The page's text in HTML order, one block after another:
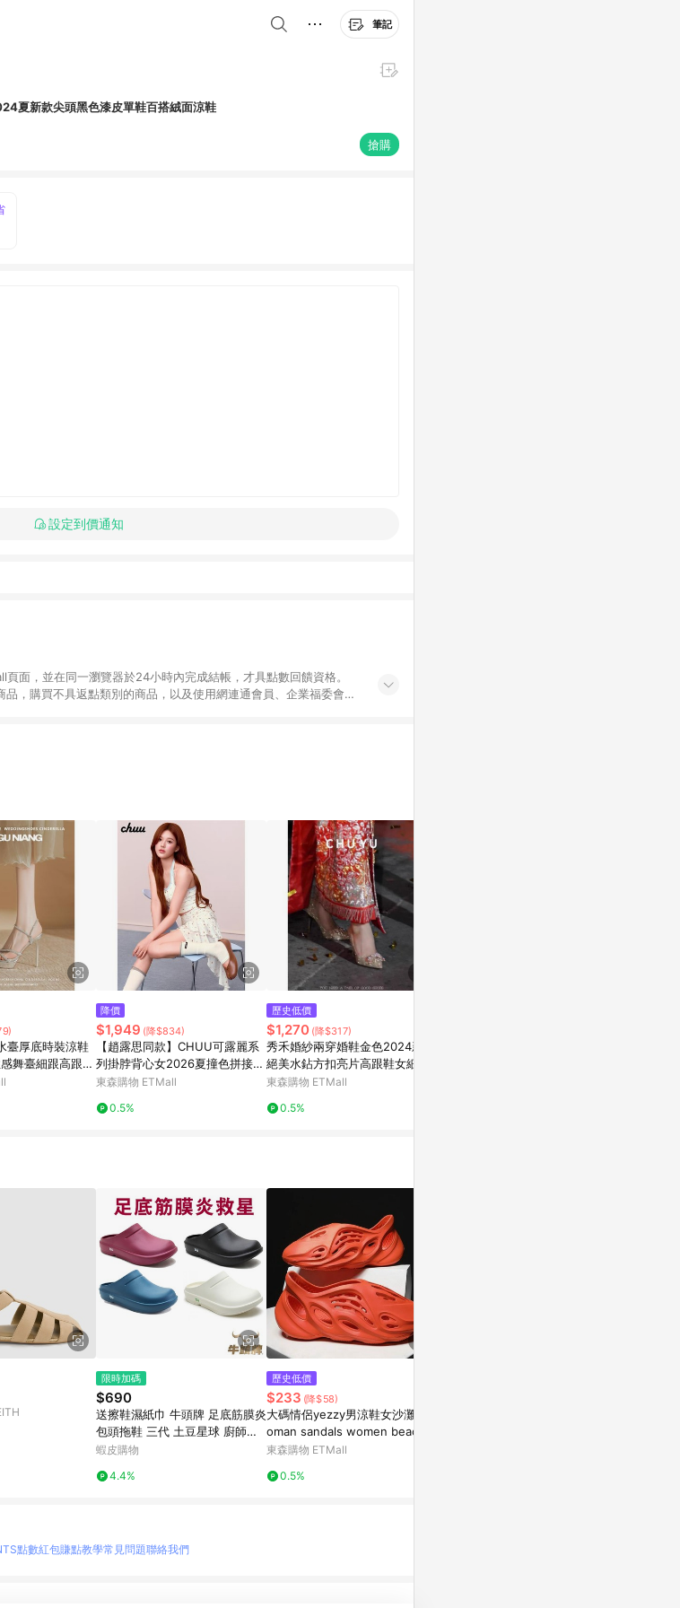
筆記
夏新款尖頭黑色漆皮單鞋百搭絨面涼鞋
搶購
設定到價通知
面，並在同一瀏覽器於24小時內完成結帳，才具點數回饋資格。
，購買不具返點類別的商品，以及使用網連通會員、企業福委會員
或購物中登出東森購物ETMall，將無法獲得點數回饋。 5. 點數回
點數」機制(特殊活動時開放「回饋無上限」)，以同一訂單中同一
、價位、贈品與東森購物ETMall銷售網頁不符，以銷售網頁標示為
以內至LINE購物客服洽詢；若超過180天(含)以上進行申訴，恕無法
或不適用於無回饋商品。各點數紅包之適用商品與使用條件請依點數
臺厚底時裝涼鞋
舞臺細跟高跟鞋
降價
$1,949 (降$834)
【趙露思同款】CHUU可露麗系
列掛脖背心女2026夏撞色拼接無
袖上衣
東森購物 ETMall
0.5%
歷史低價
$1,270 (降$317)
秀禾婚紗兩穿婚鞋金色2024新款
絕美水鉆方扣亮片高跟鞋女細跟
單鞋
東森購物 ETMall
0.5%
限時加碼
$690
送擦鞋濕紙巾 牛頭牌 足底筋膜炎
包頭拖鞋 三代 土豆星球 廚師鞋
懶人鞋 土豆鞋 台灣製造 213239
蝦皮購物
4.4%
歷史低價
$233 (降$58)
大碼情侶yezzy男涼鞋女沙灘鞋R
oman sandals women beach s
hoes
東森購物 ETMall
0.5%
點數紅包賺點教學常見問題聯絡我們